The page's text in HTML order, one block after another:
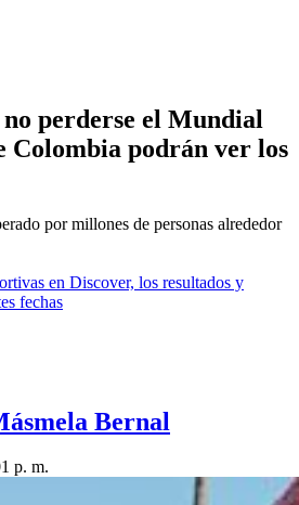
perderse el Mundial
Colombia podrán ver los
por millones de personas alrededor
en Discover, los resultados y
fechas
Bernal
p. m.